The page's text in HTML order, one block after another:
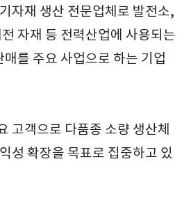
자재 생산 전문업체로 발전소,
자재 등 전력산업에 사용되는
를 주요 사업으로 하는 기업
고객으로 다품종 소량 생산체
성 확장을 목표로 집중하고 있